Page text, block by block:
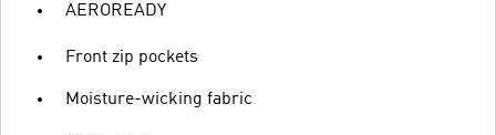
AEROREADY
Front zip pockets
Moisture-wicking fabric